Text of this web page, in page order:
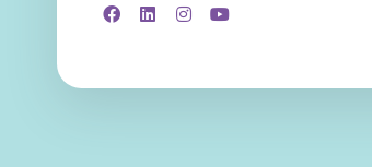
FacebookLinkedInInstagram